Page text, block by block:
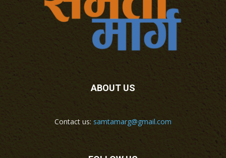
ABOUT US
Contact us: samtamarg@gmail.com